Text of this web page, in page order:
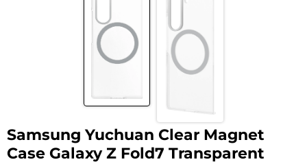
Samsung Yuchuan Clear Magnet
Case Galaxy Z Fold7 Transparent